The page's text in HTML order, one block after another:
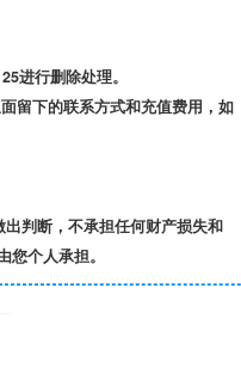
进行删除处理。
留下的联系方式和充值费用，如
判断，不承担任何财产损失和
个人承担。